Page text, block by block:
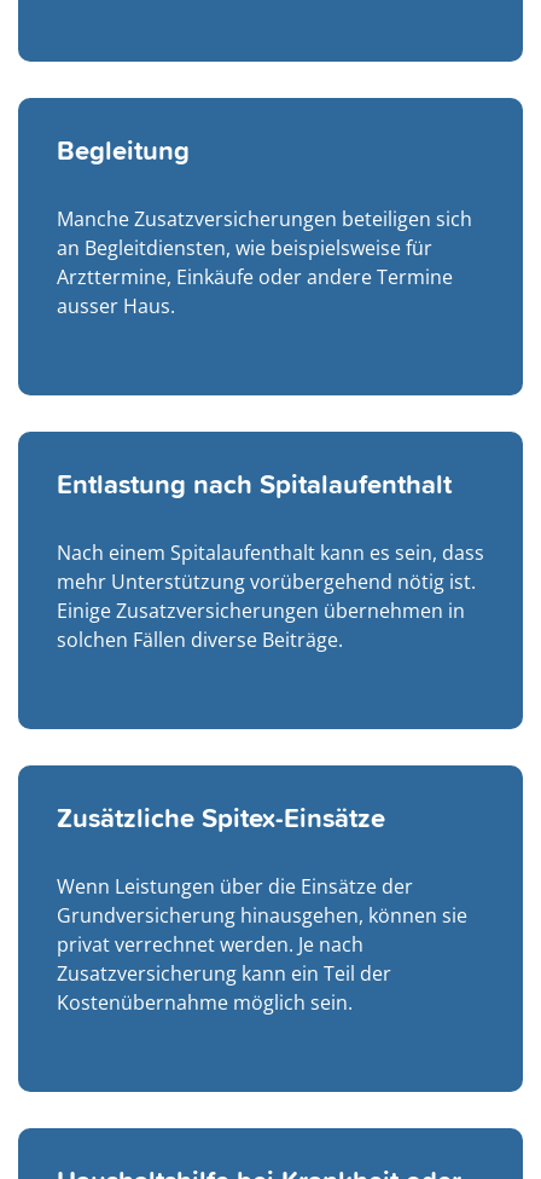
Begleitung
Manche Zusatzversicherungen beteiligen sich
an Begleitdiensten, wie beispielsweise für
Arzttermine, Einkäufe oder andere Termine
ausser Haus.
Entlastung nach Spitalaufenthalt
Nach einem Spitalaufenthalt kann es sein, dass
mehr Unterstützung vorübergehend nötig ist.
Einige Zusatzversicherungen übernehmen in
solchen Fällen diverse Beiträge.
Zusätzliche Spitex-Einsätze
Wenn Leistungen über die Einsätze der
Grundversicherung hinausgehen, können sie
privat verrechnet werden. Je nach
Zusatzversicherung kann ein Teil der
Kostenübernahme möglich sein.